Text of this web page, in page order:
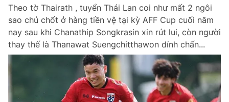
Đọc Thanh Niên trên điện thoại
Theo dõi báo trên
Theo tờ Thairath , tuyển Thái Lan coi như mất 2 ngôi
sao chủ chốt ở hàng tiền vệ tại kỳ AFF Cup cuối năm
nay sau khi Chanathip Songkrasin xin rút lui, còn người
thay thế là Thanawat Suengchitthawon dính chấn...